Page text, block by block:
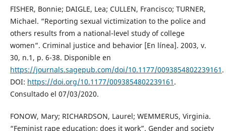
FISHER, Bonnie; DAIGLE, Lea; CULLEN, Francisco; TURNER,
Michael. “Reporting sexual victimization to the police and
others results from a national-level study of college
women”. Criminal justice and behavior [En línea]. 2003, v.
30, n.1, p. 6-38. Disponible en
https://journals.sagepub.com/doi/10.1177/0093854802239161 .
DOI: https://doi.org/10.1177/0093854802239161 .
Consultado el 07/03/2020.
FONOW, Mary; RICHARDSON, Laurel; WEMMERUS, Virginia.
“Feminist rape education: does it work”. Gender and society